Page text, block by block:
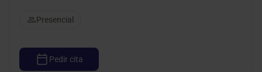
Presencial
Pedir cita